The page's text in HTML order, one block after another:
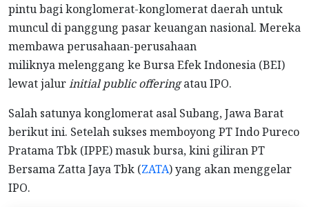
pintu bagi konglomerat-konglomerat daerah untuk
muncul di panggung pasar keuangan nasional. Mereka
membawa perusahaan-perusahaan
miliknya melenggang ke Bursa Efek Indonesia (BEI)
lewat jalurinitial public offeringatau IPO.
Salah satunya konglomerat asal Subang, Jawa Barat
berikut ini. Setelah sukses memboyong PT Indo Pureco
Pratama Tbk (IPPE) masuk bursa, kini giliran PT
Bersama Zatta Jaya Tbk (ZATA) yang akan menggelar
IPO.